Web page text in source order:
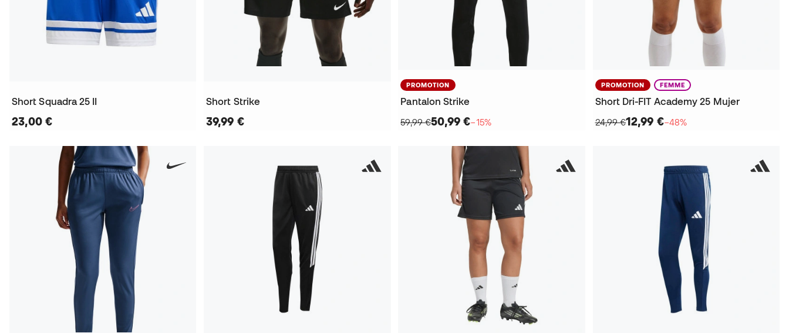
Short Squadra 25 II
23,00 €
Short Strike
39,99 €
PROMOTION
Pantalon Strike
59,99 €50,99 €−15%
PROMOTION FEMME
Short Dri-FIT Academy 25 Mujer
24,99 €12,99 €−48%